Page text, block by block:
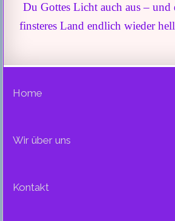
Du Gottes Licht auch aus – und
finsteres Land endlich wieder
Home
Wir über uns
Kontakt